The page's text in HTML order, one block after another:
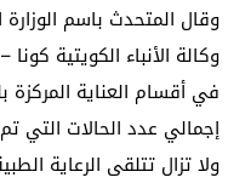
وقال المتحدث باسم
وكالة الأنباء الكويتية
إجمالي عدد الحالات التي
ولا تزال تتلقى الرعاية الطبية